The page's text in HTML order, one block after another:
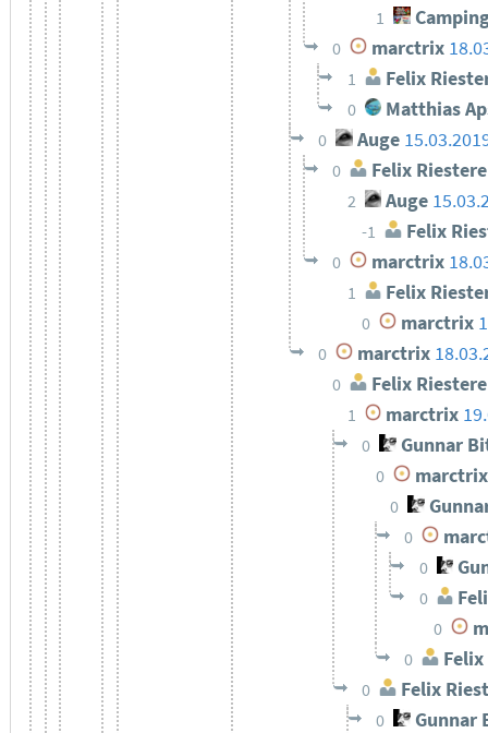
1
0 marctrix
1 Felix
0 Matthias
0 Auge
0 Felix
2 Auge
-1 Felix
0 marctrix
1 Felix
0 marctrix
0 marctrix
0 Felix
1 marctrix
0 Gunnar
0 marctrix
0
0
0
0
0
0
0 Felix
0 Gunnar